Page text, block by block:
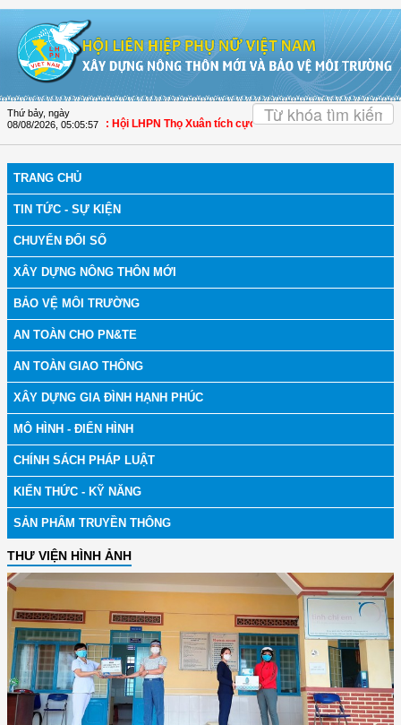
Thứ bảy, ngày
08/08/2026 05:05:57
| Thanh Hóa: Hội LHPN Thọ Xuân tích cực góp phần nâng cao tỷ lệ người
TRANG CHỦ
TIN TỨC - SỰ KIỆN
CHUYỂN ĐỔI SỐ
XÂY DỰNG NÔNG THÔN MỚI
BẢO VỆ MÔI TRƯỜNG
AN TOÀN CHO PN&TE
AN TOÀN GIAO THÔNG
XÂY DỰNG GIA ĐÌNH HẠNH PHÚC
MÔ HÌNH - ĐIỂN HÌNH
CHÍNH SÁCH PHÁP LUẬT
KIẾN THỨC - KỸ NĂNG
SẢN PHẨM TRUYỀN THÔNG
THƯ VIỆN HÌNH ẢNH
OK